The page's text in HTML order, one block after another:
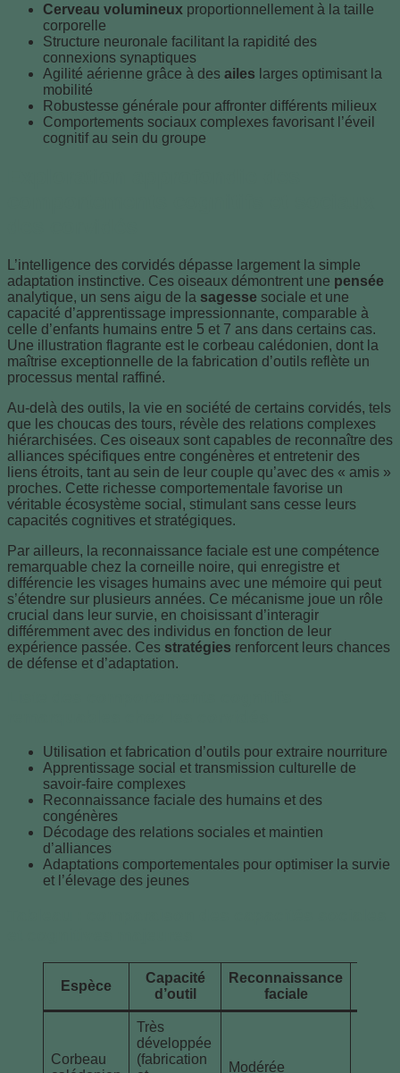
Cerveau volumineux proportionnellement à la taille
corporelle
Structure neuronale facilitant la rapidité des
connexions synaptiques
Agilité aérienne grâce à des ailes larges optimisant la
mobilité
Robustesse générale pour affronter différents milieux
Comportements sociaux complexes favorisant l’éveil
cognitif au sein du groupe
L’intelligence des corvidés dépasse largement la simple
adaptation instinctive. Ces oiseaux démontrent une pensée
analytique, un sens aigu de la sagesse sociale et une
capacité d’apprentissage impressionnante, comparable à
celle d’enfants humains entre 5 et 7 ans dans certains cas.
Une illustration flagrante est le corbeau calédonien, dont la
maîtrise exceptionnelle de la fabrication d’outils reflète un
processus mental raffiné.
Au-delà des outils, la vie en société de certains corvidés, tels
que les choucas des tours, révèle des relations complexes
hiérarchisées. Ces oiseaux sont capables de reconnaître des
alliances spécifiques entre congénères et entretenir des
liens étroits, tant au sein de leur couple qu’avec des « amis »
proches. Cette richesse comportementale favorise un
véritable écosystème social, stimulant sans cesse leurs
capacités cognitives et stratégiques.
Par ailleurs, la reconnaissance faciale est une compétence
remarquable chez la corneille noire, qui enregistre et
différencie les visages humains avec une mémoire qui peut
s’étendre sur plusieurs années. Ce mécanisme joue un rôle
crucial dans leur survie, en choisissant d’interagir
différemment avec des individus en fonction de leur
expérience passée. Ces stratégies renforcent leurs chances
de défense et d’adaptation.
Utilisation et fabrication d’outils pour extraire nourriture
Apprentissage social et transmission culturelle de
savoir-faire complexes
Reconnaissance faciale des humains et des
congénères
Décodage des relations sociales et maintien
d’alliances
Adaptations comportementales pour optimiser la survie
et l’élevage des jeunes
Espèce
Capacité
d’outil
Reconnaissance
faciale
Corbeau
Très
développée
(fabrication
Modérée